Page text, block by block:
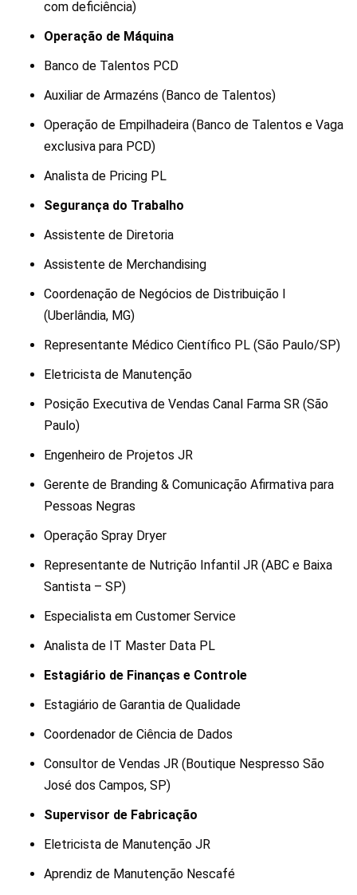
com deficiência)
Operação de Máquina
Banco de Talentos PCD
Auxiliar de Armazéns (Banco de Talentos)
Operação de Empilhadeira (Banco de Talentos e Vaga
exclusiva para PCD)
Analista de Pricing PL
Segurança do Trabalho
Assistente de Diretoria
Assistente de Merchandising
Coordenação de Negócios de Distribuição I
(Uberlândia, MG)
Representante Médico Científico PL (São Paulo/SP)
Eletricista de Manutenção
Posição Executiva de Vendas Canal Farma SR (São
Paulo)
Engenheiro de Projetos JR
Gerente de Branding & Comunicação Afirmativa para
Pessoas Negras
Operação Spray Dryer
Representante de Nutrição Infantil JR (ABC e Baixa
Santista – SP)
Especialista em Customer Service
Analista de IT Master Data PL
Estagiário de Finanças e Controle
Estagiário de Garantia de Qualidade
Coordenador de Ciência de Dados
Consultor de Vendas JR (Boutique Nespresso São
José dos Campos, SP)
Supervisor de Fabricação
Eletricista de Manutenção JR
Aprendiz de Manutenção Nescafé